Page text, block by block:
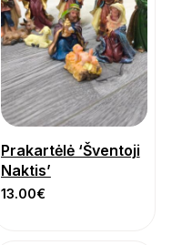
Prakartėlė ‘Šventoji
Naktis’
13.00€